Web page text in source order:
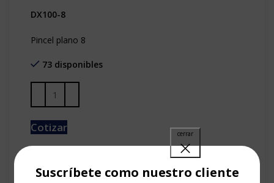
Suscríbete como nuestro cliente
DX100-8
Pincel plano 8
73 disponibles
Cotizar
SKU:DX100-8